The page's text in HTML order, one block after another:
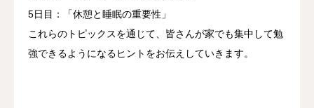
5日目：「休憩と睡眠の重要性」
これらのトピックスを通じて、皆さんが家でも集中して勉
強できるようになるヒントをお伝えしていきます。